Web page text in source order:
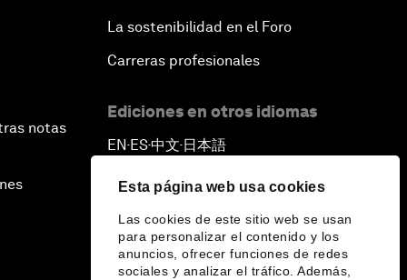
Esta página web usa cookies
Las cookies de este sitio web se usan
para personalizar el contenido y los
anuncios, ofrecer funciones de redes
sociales y analizar el tráfico. Además,
notas
La sostenibilidad en el Foro
Carreras profesionales
Ediciones en otros idiomas
EN ▪ ES▪中文▪ 日本語